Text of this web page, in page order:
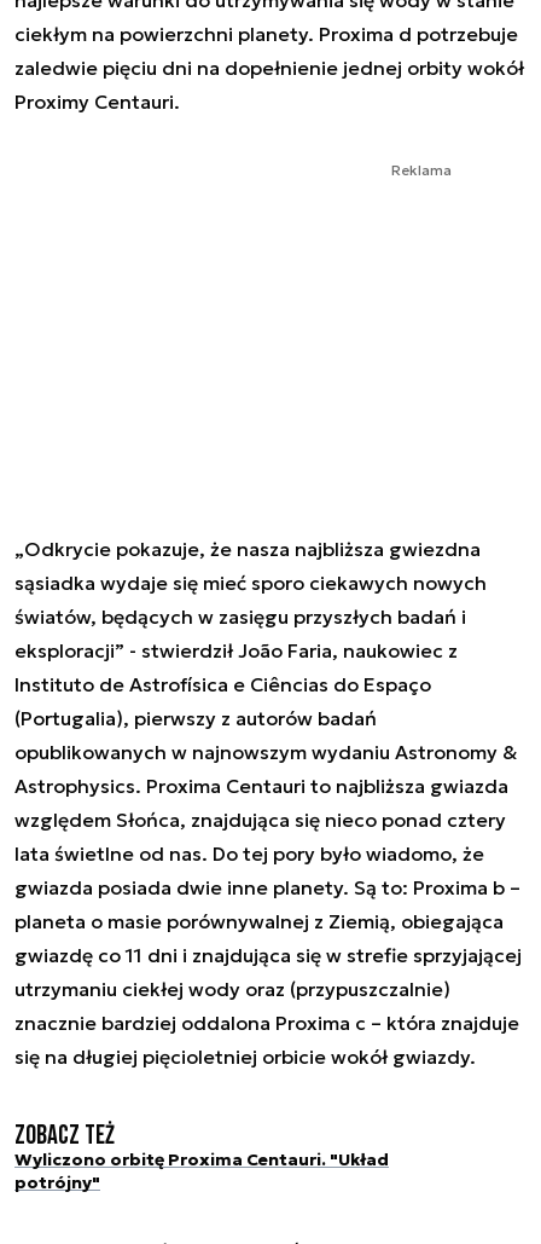
ciekłym na powierzchni planety. Proxima d potrzebuje
zaledwie pięciu dni na dopełnienie jednej orbity wokół
Proximy Centauri.
Reklama
„Odkrycie pokazuje, że nasza najbliższa gwiezdna
sąsiadka wydaje się mieć sporo ciekawych nowych
światów, będących w zasięgu przyszłych badań i
eksploracji” - stwierdził João Faria, naukowiec z
Instituto de Astrofísica e Ciências do Espaço
(Portugalia), pierwszy z autorów badań
opublikowanych w najnowszym wydaniu Astronomy &
Astrophysics. Proxima Centauri to najbliższa gwiazda
względem Słońca, znajdująca się nieco ponad cztery
lata świetlne od nas. Do tej pory było wiadomo, że
gwiazda posiada dwie inne planety. Są to: Proxima b –
planeta o masie porównywalnej z Ziemią, obiegająca
gwiazdę co 11 dni i znajdująca się w strefie sprzyjającej
utrzymaniu ciekłej wody oraz (przypuszczalnie)
znacznie bardziej oddalona Proxima c – która znajduje
się na długiej pięcioletniej orbicie wokół gwiazdy.
Zobacz też
Wyliczono orbitę Proxima Centauri. "Układ
potrójny"